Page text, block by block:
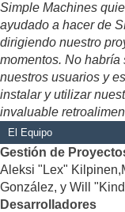
Simple Machines
ayudado a hacer de
dirigiendo nuestro
momentos. No
nuestros usuarios y
instalar y utilizar
invaluable
El Equipo
Gestión de
Aleksi "Lex"
González, y Will
Desarrolladores